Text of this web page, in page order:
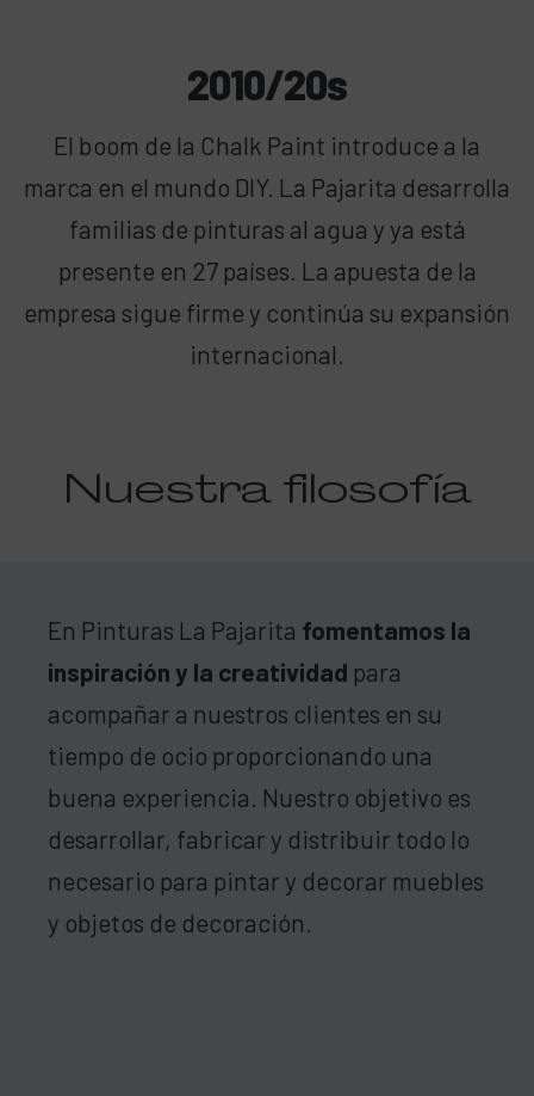
2010/20s
El boom de la Chalk Paint introduce a la
marca en el mundo DIY. La Pajarita desarrolla
familias de pinturas al agua y ya está
presente en 27 países. La apuesta de la
empresa sigue firme y continúa su expansión
internacional.
Nuestra filosofía
En Pinturas La Pajarita fomentamos la
inspiración y la creatividad para
acompañar a nuestros clientes en su
tiempo de ocio proporcionando una
buena experiencia. Nuestro objetivo es
desarrollar, fabricar y distribuir todo lo
necesario para pintar y decorar muebles
y objetos de decoración.